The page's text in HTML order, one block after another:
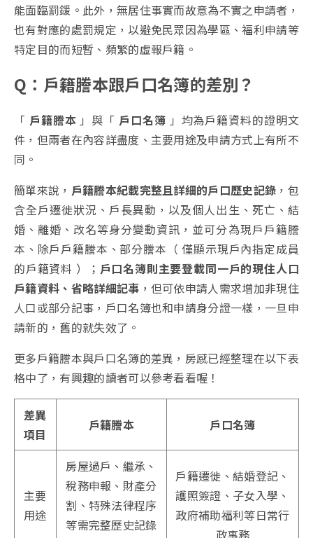
能面臨罰鍰。此外，無居住事實而故意為不實之申請者，
也有對應的處罰規定，以避免民眾因為學區、福利申請等
特定目的而短暫、頻繁的虛報戶籍。
Q：戶籍謄本跟戶口名簿的差別？
「 戶籍謄本 」與「 戶口名簿 」均為戶籍資料的證明文
件，但兩者在內容詳盡度、主要用途及申請方式上有所不
同。
簡單來說， 戶籍謄本紀載完整且詳細的戶口歷史記錄 ，包
含全戶遷徙狀況、戶長異動，以及個人出生、死亡、結
婚、離婚、改名等身分變動資訊，並可分為現戶戶籍謄
本、除戶戶籍謄本、部分謄本（ 僅顯示現戶內指定成員
的戶籍資料 ）； 戶口名簿則主要登載同一戶的現住人口
戶籍資料、省略詳細記事 ，但可依申請人需求增加非現住
人口或部分記事，戶口名簿也和申請身分證一樣，一旦申
請新的，舊的就失效了。
更多戶籍謄本與戶口名簿的差異，房感已經整理在以下表
格中了，有興趣的讀者可以參考看看喔！
差異
項目
戶籍謄本 戶口名簿
主要
用途
房屋過戶、繼承、
稅務申報、財產分
割、特殊法律程序
等需完整歷史記錄
戶籍遷徙、結婚登記、
護照簽證、子女入學、
政府補助福利等日常行